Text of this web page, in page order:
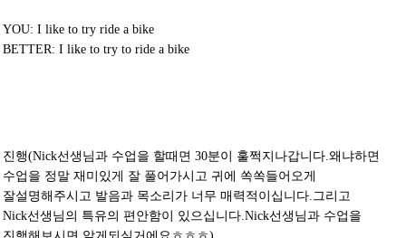
YOU: I like to try ride a bike
BETTER: I like to try to ride a bike
진행(Nick선생님과 수업을 할때면 30분이 훌쩍지나갑니다.왜냐하면
수업을 정말 재미있게 잘 풀어가시고 귀에 쏙쏙들어오게
잘설명해주시고 발음과 목소리가 너무 매력적이십니다.그리고
Nick선생님의 특유의 편안함이 있으십니다.Nick선생님과 수업을